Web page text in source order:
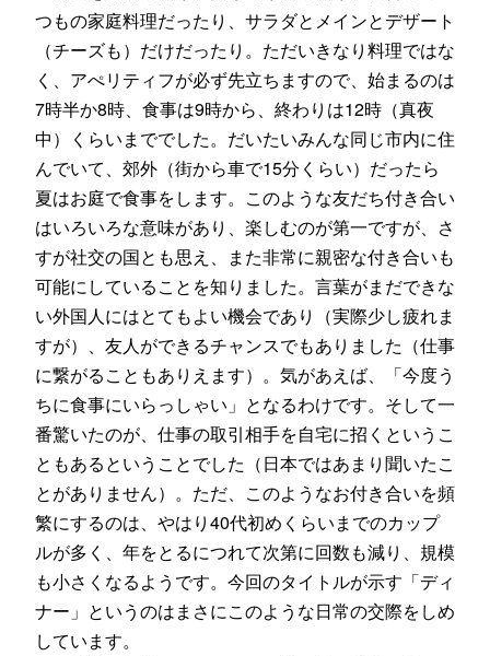
つもの家庭料理だったり、サラダとメインとデザート
（チーズも）だけだったり。ただいきなり料理ではな
く、アぺリティフが必ず先立ちますので、始まるのは
7時半か8時、食事は9時から、終わりは12時（真夜
中）くらいまででした。だいたいみんな同じ市内に住
んでいて、郊外（街から車で15分くらい）だったら
夏はお庭で食事をします。このような友だち付き合い
はいろいろな意味があり、楽しむのが第一ですが、さ
すが社交の国とも思え、また非常に親密な付き合いも
可能にしていることを知りました。言葉がまだできな
い外国人にはとてもよい機会であり（実際少し疲れま
すが）、友人ができるチャンスでもありました（仕事
に繋がることもありえます）。気があえば、「今度う
ちに食事にいらっしゃい」となるわけです。そして一
番驚いたのが、仕事の取引相手を自宅に招くというこ
ともあるということでした（日本ではあまり聞いたこ
とがありません）。ただ、このようなお付き合いを頻
繁にするのは、やはり40代初めくらいまでのカップ
ルが多く、年をとるにつれて次第に回数も減り、規模
も小さくなるようです。今回のタイトルが示す「ディ
ナー」というのはまさにこのような日常の交際をしめ
しています。